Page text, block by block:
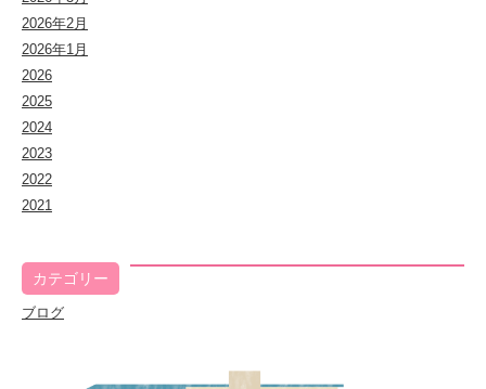
2026年2月
2026年1月
2026
2025
2024
2023
2022
2021
カテゴリー
ブログ